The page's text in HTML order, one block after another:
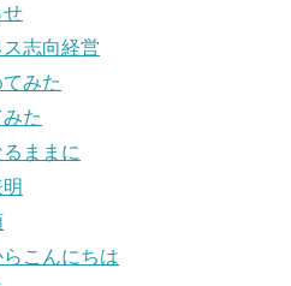
せ
志向経営
みた
た
ままに
こんにちは